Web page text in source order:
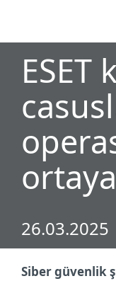
ESET
26.03.2025
Siber güvenlik